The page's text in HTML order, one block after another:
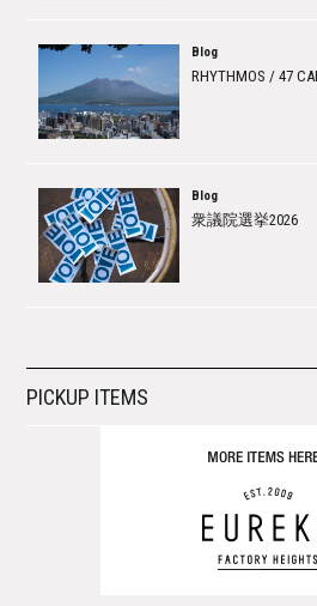
Blog
RHYTHMOS / 47
Blog
衆議院選挙2026
PICKUP ITEMS